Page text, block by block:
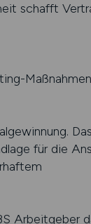
schafft
Maßnahmen
für die
Arbeitgeber